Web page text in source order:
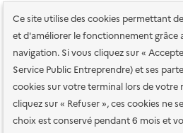
Ce site utilise des cookies permettant
et d'améliorer le fonctionnement grâce
navigation. Si vous cliquez sur «
Service Public Entreprendre) et ses
cookies sur votre terminal lors de votre
cliquez sur « Refuser », ces cookies ne
choix est conservé pendant 6 mois et
Plan du site Accessibilité : totalement
services en ligne
Mentions légales
Conditions générales d'utilisation